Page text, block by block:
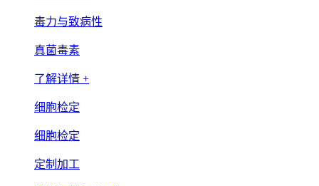
毒力与致病性
真菌毒素
了解详情 +
细胞检定
细胞检定
定制加工